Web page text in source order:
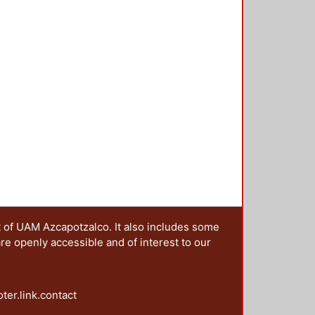
UAM Azcapotzalco. It also includes some
openly accessible and of interest to our